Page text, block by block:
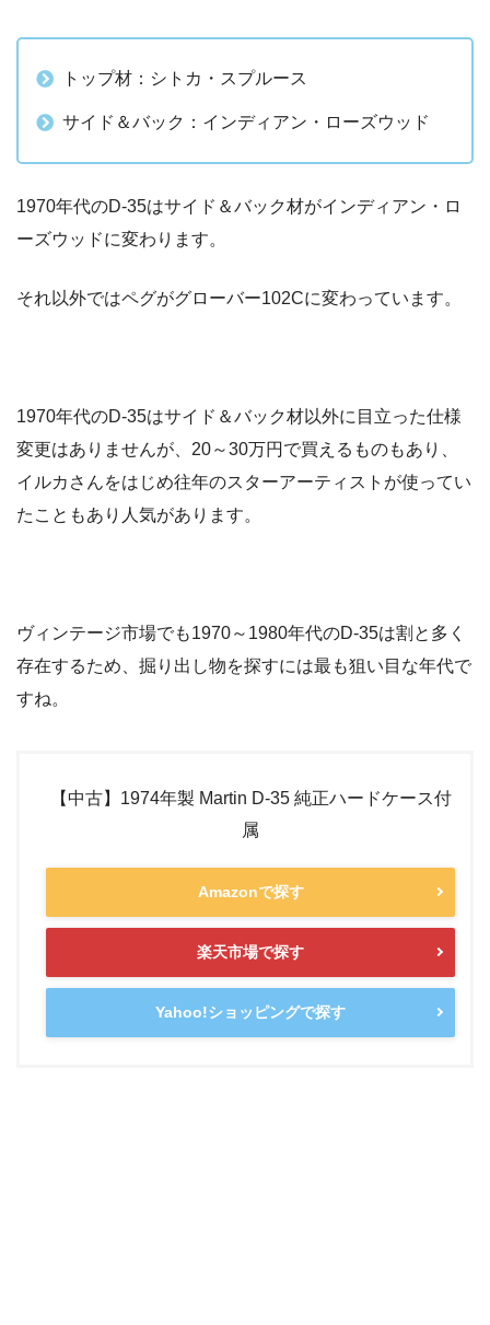
トップ材：シトカ・スプルース
サイド＆バック：インディアン・ローズウッド
1970年代のD-35はサイド＆バック材がインディアン・ロ
ーズウッドに変わります。
それ以外ではペグがグローバー102Cに変わっています。
1970年代のD-35はサイド＆バック材以外に目立った仕様
変更はありませんが、20～30万円で買えるものもあり、
イルカさんをはじめ往年のスターアーティストが使ってい
たこともあり人気があります。
ヴィンテージ市場でも1970～1980年代のD-35は割と多く
存在するため、掘り出し物を探すには最も狙い目な年代で
すね。
【中古】1974年製 Martin D-35 純正ハードケース付
属
Amazonで探す
楽天市場で探す
Yahoo!ショッピングで探す